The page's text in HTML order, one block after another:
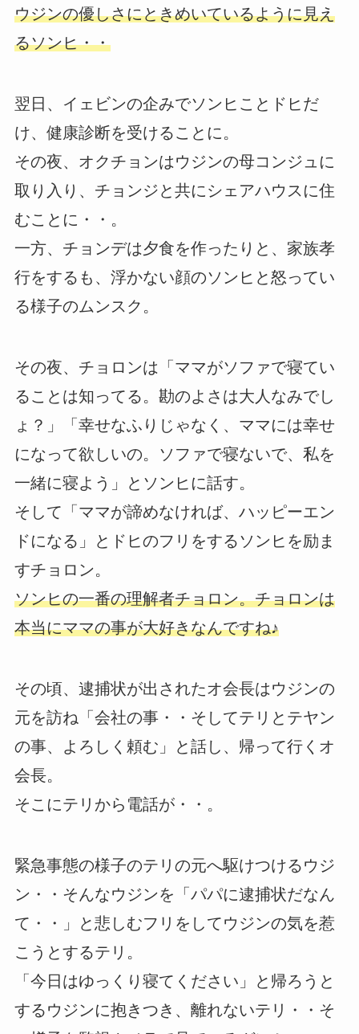
ウジンの優しさにときめいているように見え
るソンヒ・・
翌日、イェビンの企みでソンヒことドヒだ
け、健康診断を受けることに。
その夜、オクチョンはウジンの母コンジュに
取り入り、チョンジと共にシェアハウスに住
むことに・・。
一方、チョンデは夕食を作ったりと、家族孝
行をするも、浮かない顔のソンヒと怒ってい
る様子のムンスク。
その夜、チョロンは「ママがソファで寝てい
ることは知ってる。勘のよさは大人なみでし
ょ？」「幸せなふりじゃなく、ママには幸せ
になって欲しいの。ソファで寝ないで、私を
一緒に寝よう」とソンヒに話す。
そして「ママが諦めなければ、ハッピーエン
ドになる」とドヒのフリをするソンヒを励ま
すチョロン。
ソンヒの一番の理解者チョロン。チョロンは
本当にママの事が大好きなんですね♪
その頃、逮捕状が出されたオ会長はウジンの
元を訪ね「会社の事・・そしてテリとテヤン
の事、よろしく頼む」と話し、帰って行くオ
会長。
そこにテリから電話が・・。
緊急事態の様子のテリの元へ駆けつけるウジ
ン・・そんなウジンを「パパに逮捕状だなん
て・・」と悲しむフリをしてウジンの気を惹
こうとするテリ。
「今日はゆっくり寝てください」と帰ろうと
するウジンに抱きつき、離れないテリ・・そ